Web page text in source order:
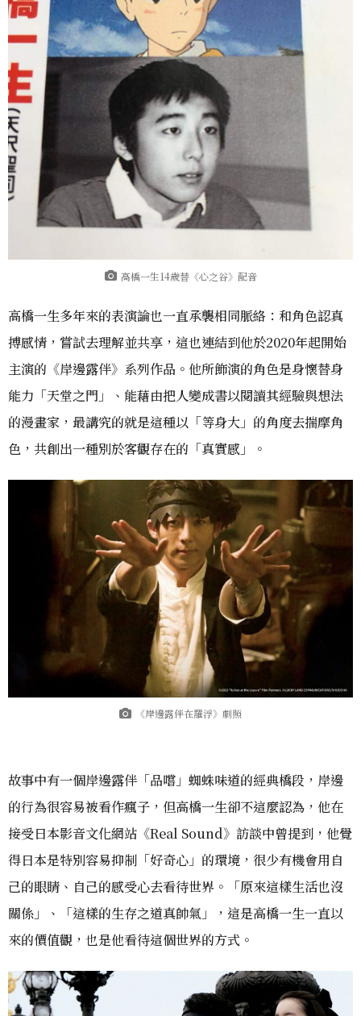
高橋一生14歲替《心之谷》配音
高橋一生多年來的表演論也一直承襲相同脈絡：和角色認真
搏感情，嘗試去理解並共享，這也連結到他於2020年起開始
主演的《岸邊露伴》系列作品。他所飾演的角色是身懷替身
能力「天堂之門」、能藉由把人變成書以閱讀其經驗與想法
的漫畫家，最講究的就是這種以「等身大」的角度去揣摩角
色，共創出一種別於客觀存在的「真實感」。
《岸邊露伴在羅浮》劇照
故事中有一個岸邊露伴「品嚐」蜘蛛味道的經典橋段，岸邊
的行為很容易被看作瘋子，但高橋一生卻不這麼認為，他在
接受日本影音文化網站《Real Sound》訪談中曾提到，他覺
得日本是特別容易抑制「好奇心」的環境，很少有機會用自
己的眼睛、自己的感受心去看待世界。「原來這樣生活也沒
關係」、「這樣的生存之道真帥氣」，這是高橋一生一直以
來的價值觀，也是他看待這個世界的方式。